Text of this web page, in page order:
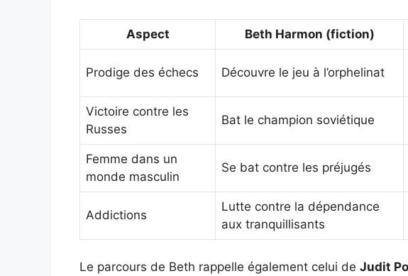
Aspect Beth Harmon (fiction)
Prodige des échecs Découvre le jeu à l’orphelinat
Victoire contre les
Russes
Bat le champion soviétique
Femme dans un
monde masculin
Se bat contre les préjugés
Addictions
Lutte contre la dépendance
aux tranquillisants
Le parcours de Beth rappelle également celui de Judit